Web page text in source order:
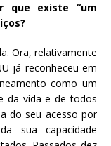
que existe “um
Ora, relativamente
já reconheceu em
como um
da vida e de todos
do seu acesso por
sua capacidade